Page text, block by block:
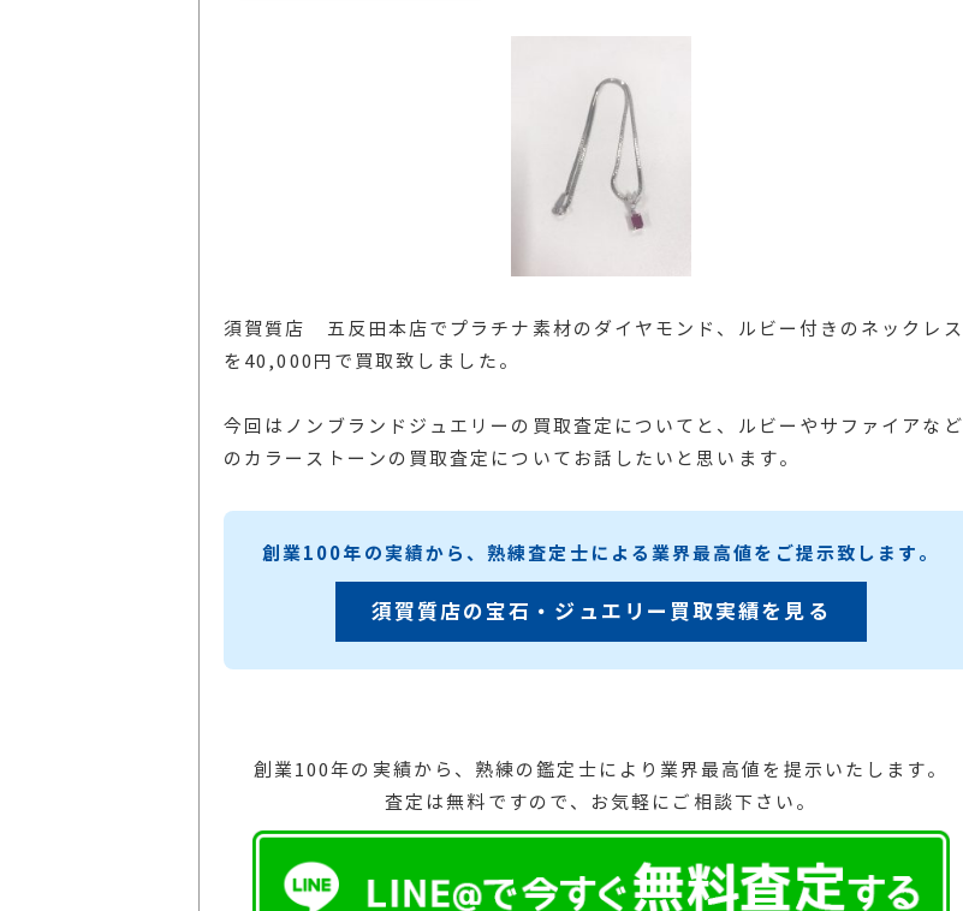
須賀質店 五反田本店でプラチナ素材のダイヤモンド、ルビー付きのネックレス
を40,000円で買取致しました。
今回はノンブランドジュエリーの買取査定についてと、ルビーやサファイアなど
のカラーストーンの買取査定についてお話したいと思います。
創業100年の実績から、熟練査定士による業界最高値をご提示致します。
須賀質店の宝石・ジュエリー買取実績を見る
創業100年の実績から、熟練の鑑定士により業界最高値を提示いたします。
査定は無料ですので、お気軽にご相談下さい。